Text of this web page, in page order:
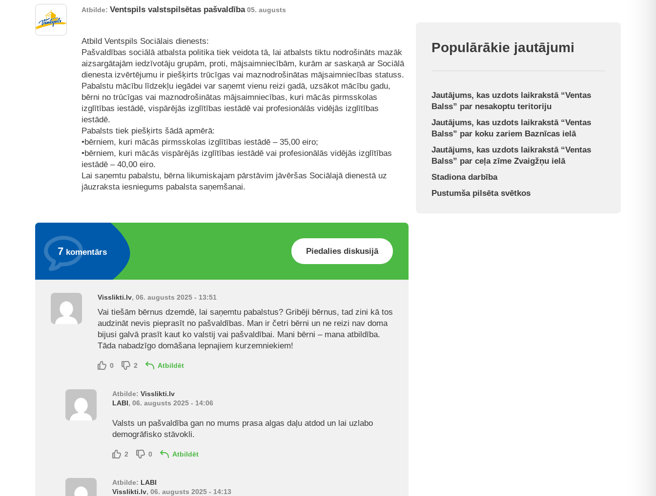
Atbilde: Ventspils valstspilsētas pašvaldība05. augusts
Atbild Ventspils Sociālais dienests:
Pašvaldības sociālā atbalsta politika tiek veidota tā, lai atbalsts tiktu nodrošināts mazāk
aizsargātajām iedzīvotāju grupām, proti, mājsaimniecībām, kurām ar saskaņā ar Sociālā
dienesta izvērtējumu ir piešķirts trūcīgas vai maznodrošinātas mājsaimniecības statuss.
Pabalstu mācību līdzekļu iegādei var saņemt vienu reizi gadā, uzsākot mācību gadu,
bērni no trūcīgas vai maznodrošinātas mājsaimniecības, kuri mācās pirmsskolas
izglītības iestādē, vispārējās izglītības iestādē vai profesionālās vidējās izglītības
iestādē.
Pabalsts tiek piešķirts šādā apmērā:
•bērniem, kuri mācās pirmsskolas izglītības iestādē – 35,00 eiro;
•bērniem, kuri mācās vispārējās izglītības iestādē vai profesionālās vidējās izglītības
iestādē – 40,00 eiro.
Lai saņemtu pabalstu, bērna likumiskajam pārstāvim jāvēršas Sociālajā dienestā uz
jāuzraksta iesniegums pabalsta saņemšanai.
7 komentārs Piedalies diskusijā
Visslikti.lv, 06. augusts 2025 - 13:51
Vai tiešām bērnus dzemdē, lai saņemtu pabalstus? Gribēji bērnus, tad zini kā tos
audzināt nevis pieprasīt no pašvaldības. Man ir četri bērni un ne reizi nav doma
bijusi galvā prasīt kaut ko valstij vai pašvaldībai. Mani bērni – mana atbildība.
Tāda nabadzīgo domāšana lepnajiem kurzemniekiem!
0 2 Atbildēt
Atbilde: Visslikti.lv
LABI, 06. augusts 2025 - 14:06
Valsts un pašvaldība gan no mums prasa algas daļu atdod un lai uzlabo
demogrāfisko stāvokli.
2 0 Atbildēt
Atbilde: LABI
Visslikti.lv, 06. augusts 2025 - 14:13
Populārākie jautājumi
Jautājums, kas uzdots laikrakstā “Ventas
Balss” par nesakoptu teritoriju
Jautājums, kas uzdots laikrakstā “Ventas
Balss” par koku zariem Baznīcas ielā
Jautājums, kas uzdots laikrakstā “Ventas
Balss” par ceļa zīme Zvaigžņu ielā
Stadiona darbība
Pustumša pilsēta svētkos